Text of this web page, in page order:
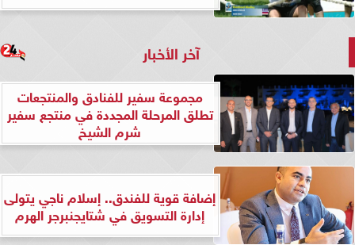
آخر الأخبار
مجموعة سفير للفنادق والمنتجعات
تطلق المرحلة المجددة في منتجع سفير
شرم الشيخ
إضافة قوية للفندق.. إسلام ناجي يتولى
إدارة التسويق في شتايجنبرجر الهرم